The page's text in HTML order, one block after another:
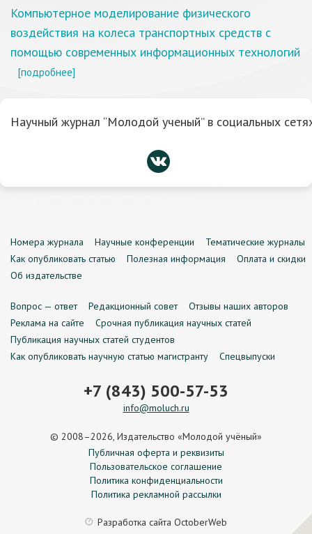
Компьютерное моделирование физического
воздействия на колеса транспортных средств с
помощью современных информационных технологий
[подробнее]
Научный журнал “Молодой ученый” в социальных
Номера журнала Научные конференции
Тематические журналы
Как опубликовать статью
Полезная информация
Оплата и скидки
Об издательстве
Вопрос — ответ Редакционный совет
Отзывы наших авторов
Реклама на сайте
Срочная публикация научных статей
Публикация научных статей студентов
Как опубликовать научную статью магистранту
Спецвыпуски
+7 (843) 500-57-53
info@moluch.ru
© 2008–2026, Издательство «Молодой учёный»
Публичная оферта и реквизиты
Пользовательское соглашение
Политика конфиденциальности
Политика рекламной рассылки
Разработка сайта OctoberWeb